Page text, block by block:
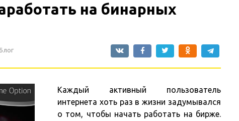
на бинарных
Каждый активный пользователь
интернета хоть раз в жизни задумывался
о том, чтобы начать работать на бирже.